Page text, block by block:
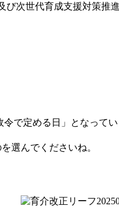
次世代育成支援対策推
定める日」となって
選んでくださいね。